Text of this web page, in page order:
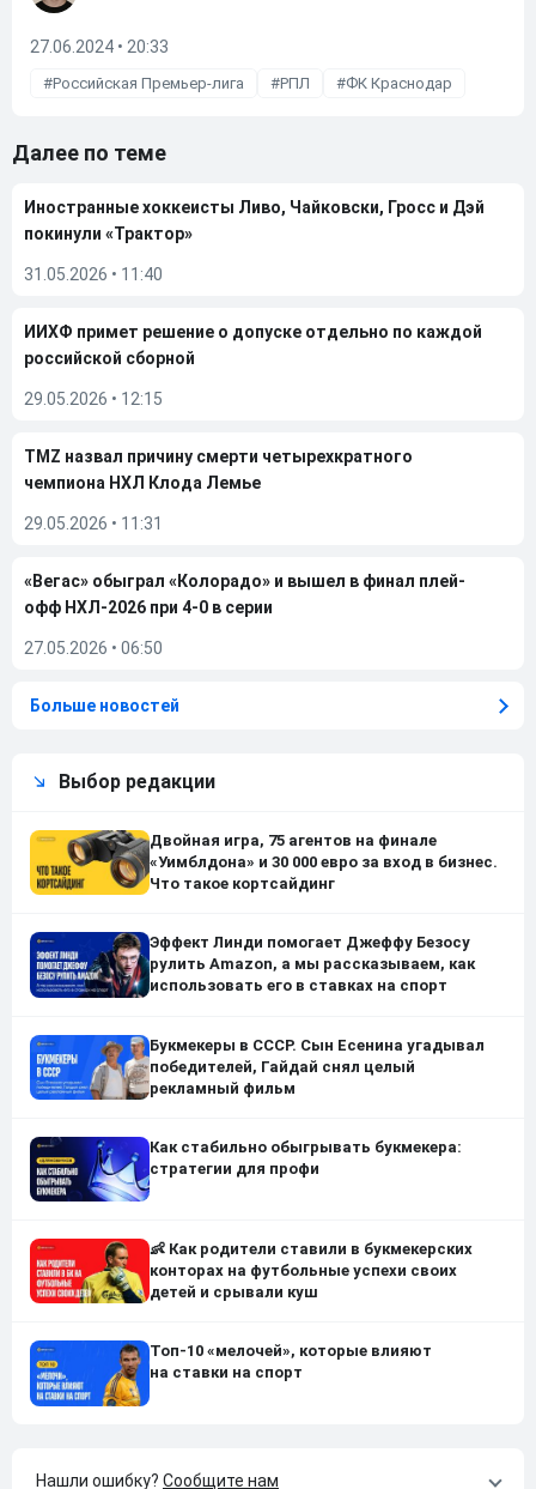
27.06.2024 • 20:33
Российская Премьер-лига РПЛ ФК Краснодар
Далее по теме
Иностранные хоккеисты Ливо, Чайковски, Гросс и Дэй
покинули «Трактор»
31.05.2026 • 11:40
ИИХФ примет решение о допуске отдельно по каждой
российской сборной
29.05.2026 • 12:15
TMZ назвал причину смерти четырехкратного
чемпиона НХЛ Клода Лемье
29.05.2026 • 11:31
«Вегас» обыграл «Колорадо» и вышел в финал плей-
офф НХЛ-2026 при 4-0 в серии
27.05.2026 • 06:50
Больше новостей
Выбор редакции
Двойная игра, 75 агентов на финале
«Уимблдона» и 30 000 евро за вход в бизнес.
Что такое кортсайдинг
Эффект Линди помогает Джеффу Безосу
рулить Amazon, а мы рассказываем, как
использовать его в ставках на спорт
Букмекеры в СССР. Сын Есенина угадывал
победителей, Гайдай снял целый
рекламный фильм
Как стабильно обыгрывать букмекера:
стратегии для профи
👶 Как родители ставили в букмекерских
конторах на футбольные успехи своих
детей и срывали куш
Топ-10 «мелочей», которые влияют
на ставки на спорт
Нашли ошибку? Сообщите нам